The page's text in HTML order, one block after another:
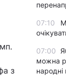
з
07:10
07:00
можна